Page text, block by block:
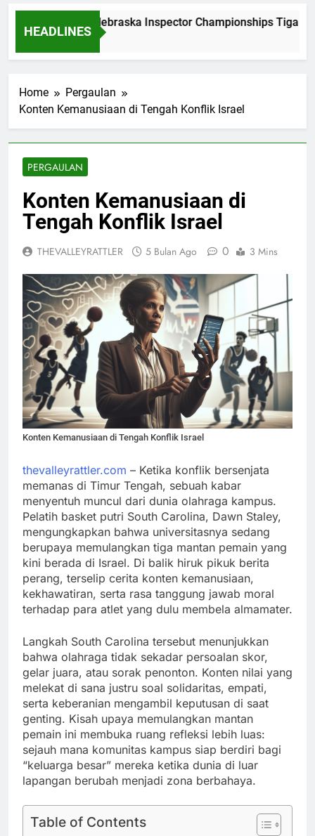
HEADLINES
Dominasi Nebraska Inspector Championships Tiga
2 Bulan Ago
Home
Pergaulan
Konten Kemanusiaan di Tengah Konflik Israel
PERGAULAN
Konten Kemanusiaan di
Tengah Konflik Israel
THEVALLEYRATTLER 5 Bulan Ago 0 3 Mins
Konten Kemanusiaan di Tengah Konflik Israel
thevalleyrattler.com – Ketika konflik bersenjata
memanas di Timur Tengah, sebuah kabar
menyentuh muncul dari dunia olahraga kampus.
Pelatih basket putri South Carolina, Dawn Staley,
mengungkapkan bahwa universitasnya sedang
berupaya memulangkan tiga mantan pemain yang
kini berada di Israel. Di balik hiruk pikuk berita
perang, terselip cerita konten kemanusiaan,
kekhawatiran, serta rasa tanggung jawab moral
terhadap para atlet yang dulu membela almamater.
Langkah South Carolina tersebut menunjukkan
bahwa olahraga tidak sekadar persoalan skor,
gelar juara, atau sorak penonton. Konten nilai yang
melekat di sana justru soal solidaritas, empati,
serta keberanian mengambil keputusan di saat
genting. Kisah upaya memulangkan mantan
pemain ini membuka ruang refleksi lebih luas:
sejauh mana komunitas kampus siap berdiri bagi
“keluarga besar” mereka ketika dunia di luar
lapangan berubah menjadi zona berbahaya.
Table of Contents